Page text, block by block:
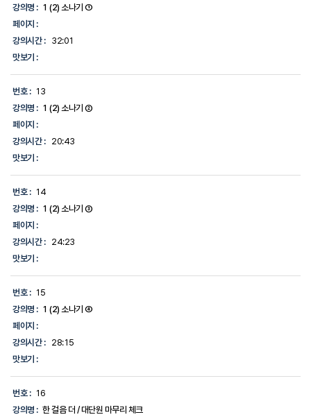
강의명 : 1 (2) 소나기 ①
페이지 :
강의시간 :
32:01
맛보기 :
번호 : 13
강의명 : 1 (2) 소나기 ②
페이지 :
강의시간 :
20:43
맛보기 :
번호 : 14
강의명 : 1 (2) 소나기 ③
페이지 :
강의시간 :
24:23
맛보기 :
번호 : 15
강의명 : 1 (2) 소나기 ④
페이지 :
강의시간 :
28:15
맛보기 :
번호 : 16
강의명 : 한 걸음 더 / 대단원 마무리 체크